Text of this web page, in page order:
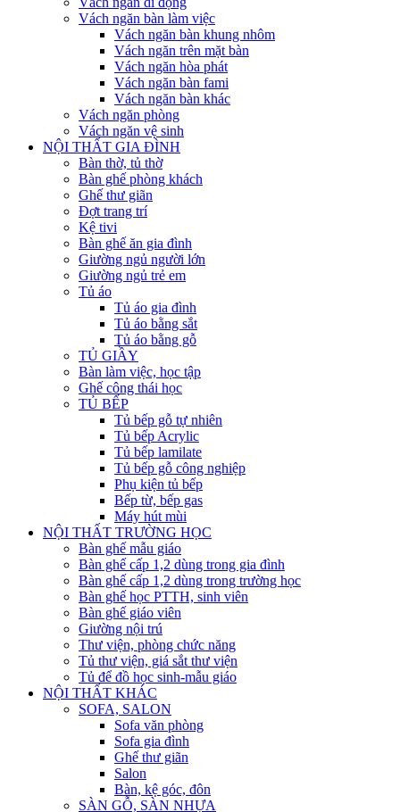
Vách ngăn bàn làm việc
Vách ngăn bàn khung nhôm
Vách ngăn trên mặt bàn
Vách ngăn hòa phát
Vách ngăn bàn fami
Vách ngăn bàn khác
Vách ngăn phòng
Vách ngăn vệ sinh
NỘI THẤT GIA ĐÌNH
Bàn thờ, tủ thờ
Bàn ghế phòng khách
Ghế thư giãn
Đợt trang trí
Kệ tivi
Bàn ghế ăn gia đình
Giường ngủ người lớn
Giường ngủ trẻ em
Tủ áo
Tủ áo gia đình
Tủ áo bằng sắt
Tủ áo bằng gỗ
TỦ GIẦY
Bàn làm việc, học tập
Ghế công thái học
TỦ BẾP
Tủ bếp gỗ tự nhiên
Tủ bếp Acrylic
Tủ bếp lamilate
Tủ bếp gỗ công nghiệp
Phụ kiện tủ bếp
Bếp từ, bếp gas
Máy hút mùi
NỘI THẤT TRƯỜNG HỌC
Bàn ghế mẫu giáo
Bàn ghế cấp 1,2 dùng trong gia đình
Bàn ghế cấp 1,2 dùng trong trường học
Bàn ghế học PTTH, sinh viên
Bàn ghế giáo viên
Giường nội trú
Thư viện, phòng chức năng
Tủ thư viện, giá sắt thư viện
Tủ để đồ học sinh-mẫu giáo
NỘI THẤT KHÁC
SOFA, SALON
Sofa văn phòng
Sofa gia đình
Ghế thư giãn
Salon
Bàn, kệ góc, đôn
SÀN GỖ, SÀN NHỰA